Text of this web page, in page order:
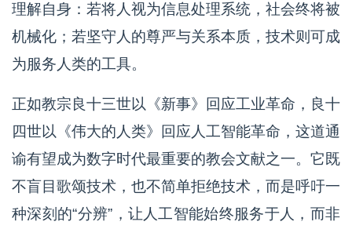
理解自身：若将人视为信息处理系统，社会终将被
机械化；若坚守人的尊严与关系本质，技术则可成
为服务人类的工具。
正如教宗良十三世以《新事》回应工业革命，良十
四世以《伟大的人类》回应人工智能革命，这道通
谕有望成为数字时代最重要的教会文献之一。它既
不盲目歌颂技术，也不简单拒绝技术，而是呼吁一
种深刻的“分辨”，让人工智能始终服务于人，而非